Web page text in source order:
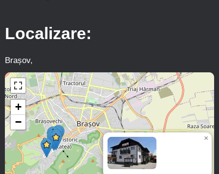
Localizare:
Brașov,
×
+
−